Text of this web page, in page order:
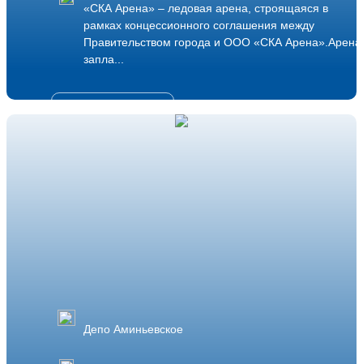
«СКА Арена» – ледовая арена, строящаяся в
рамках концессионного соглашения между
Правительством города и ООО «СКА Арена».Арена
запла...
Депо Аминьевское